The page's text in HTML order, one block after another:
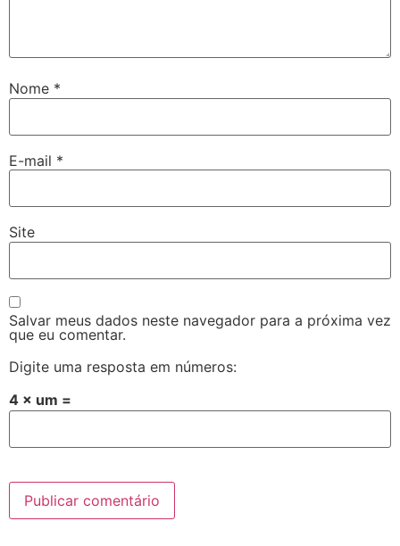
Nome *
E-mail *
Site
Salvar meus dados neste navegador para a próxima vez
que eu comentar.
Digite uma resposta em números:
4 × um =